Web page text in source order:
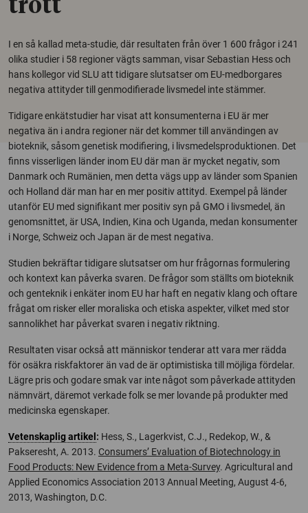
trott
I en så kallad meta-studie, där resultaten från över 1 600 frågor i 241
olika studier i 58 regioner vägts samman, visar Sebastian Hess och
hans kollegor vid SLU att tidigare slutsatser om EU-medborgares
negativa attityder till genmodifierade livsmedel inte stämmer.
Tidigare enkätstudier har visat att konsumenterna i EU är mer
negativa än i andra regioner när det kommer till användingen av
bioteknik, såsom genetisk modifiering, i livsmedelsproduktionen. Det
finns visserligen länder inom EU där man är mycket negativ, som
Danmark och Rumänien, men detta vägs upp av länder som Spanien
och Holland där man har en mer positiv attityd. Exempel på länder
utanför EU med signifikant mer positiv syn på GMO i livsmedel, än
genomsnittet, är USA, Indien, Kina och Uganda, medan konsumenter
i Norge, Schweiz och Japan är de mest negativa.
Studien bekräftar tidigare slutsatser om hur frågornas formulering
och kontext kan påverka svaren. De frågor som ställts om bioteknik
och genteknik i enkäter inom EU har haft en negativ klang och oftare
frågat om risker eller moraliska och etiska aspekter, vilket med stor
sannolikhet har påverkat svaren i negativ riktning.
Resultaten visar också att människor tenderar att vara mer rädda
för osäkra riskfaktorer än vad de är optimistiska till möjliga fördelar.
Lägre pris och godare smak var inte något som påverkade attityden
nämnvärt, däremot verkade folk se mer lovande på produkter med
medicinska egenskaper.
Vetenskaplig artikel : Hess, S., Lagerkvist, C.J., Redekop, W., &
Pakseresht, A. 2013. Consumers’ Evaluation of Biotechnology in
Food Products: New Evidence from a Meta-Survey. Agricultural and
Applied Economics Association 2013 Annual Meeting, August 4-6,
2013, Washington, D.C.